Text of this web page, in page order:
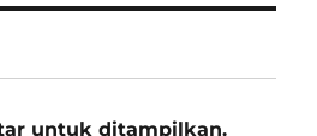
untuk ditampilkan.